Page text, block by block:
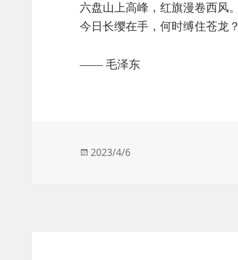
六盘山上高峰，红旗漫卷西风。
今日长缨在手，何时缚住苍龙？
—— 毛泽东
发
2023/4/6